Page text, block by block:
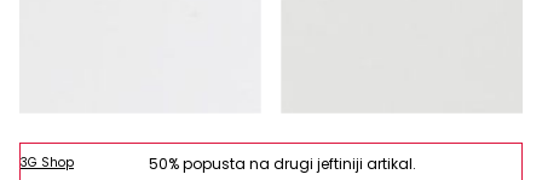
3G Shop 50% popusta na drugi jeftiniji artikal.